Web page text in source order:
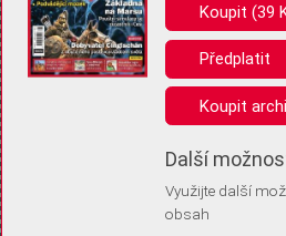
Pro základní fungování webu
(tzv. cookies apod.). Rádi bychom vás
uložením volitelných informací:
Anonymní unikátní ID
Díky němu příště poznáme, že se jedná o
Identifikátor je zcela anonymní.
Vaše souhlasy a odmítnutí si ukládáme
vás už příště znovu neptali. Můžete je
Koupit (39
Předplatit
Koupit
Další
Využijte další
obsah